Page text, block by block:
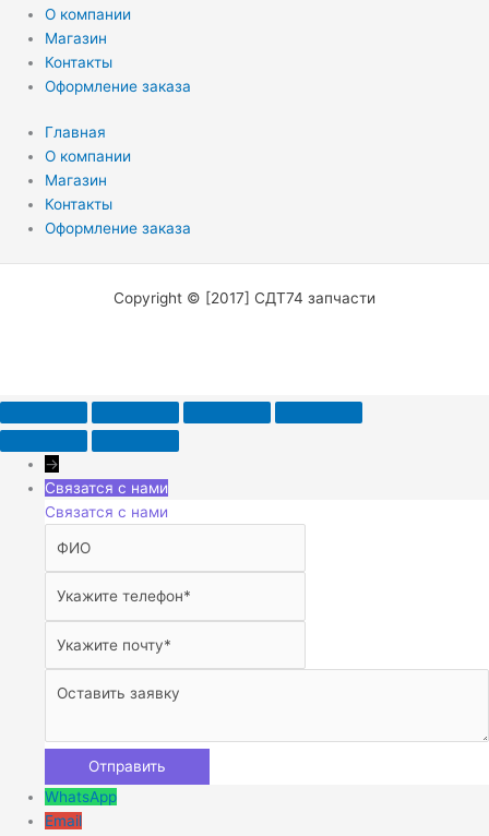
О компании
Магазин
Контакты
Оформление заказа
Главная
О компании
Магазин
Контакты
Оформление заказа
Copyright © [2017] СДТ74 запчасти
→
Связатся с нами
Связатся с нами
WhatsApp
Email